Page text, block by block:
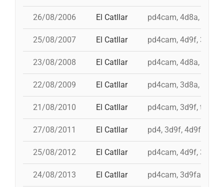
26/08/2006 El Catllar pd4cam, 4d8a, 3d9f,
25/08/2007 El Catllar pd4cam, 4d9f, 3d9f,
23/08/2008 El Catllar pd4cam, 4d8a, 3d9f,
22/08/2009 El Catllar pd4cam, 3d8a, 3d9f,
21/08/2010 El Catllar pd4cam, 3d9f,
27/08/2011 El Catllar pd4, 3d9f, 4d9f,
25/08/2012 El Catllar pd4cam, 4d9f, 3d9f,
24/08/2013 El Catllar pd4cam, 3d9fa,